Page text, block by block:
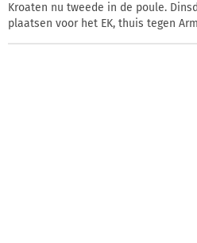
Kroaten nu tweede in de poule.
plaatsen voor het EK, thuis tegen